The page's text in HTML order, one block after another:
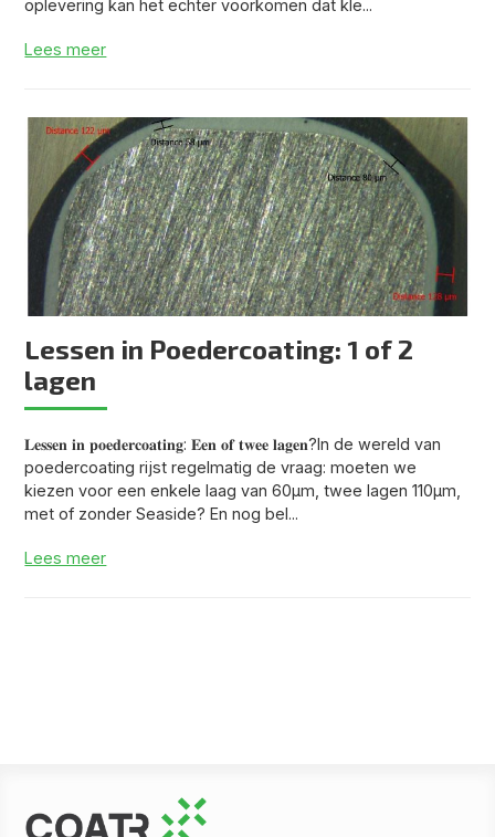
oplevering kan het echter voorkomen dat kle...
Lees meer
Lessen in Poedercoating: 1 of 2
lagen
𝐋𝐞𝐬𝐬𝐞𝐧 𝐢𝐧 𝐩𝐨𝐞𝐝𝐞𝐫𝐜𝐨𝐚𝐭𝐢𝐧𝐠: 𝐄𝐞𝐧 𝐨𝐟 𝐭𝐰𝐞𝐞 𝐥𝐚𝐠𝐞𝐧?In de wereld van
poedercoating rijst regelmatig de vraag: moeten we
kiezen voor een enkele laag van 60µm, twee lagen 110µm,
met of zonder Seaside? En nog bel...
Lees meer